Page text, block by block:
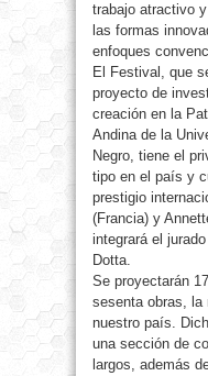
trabajo atractivo
las formas
enfoques
El Festival, que
proyecto de
creación en la
Andina de la
Negro, tiene el
tipo en el país y
prestigio
(Francia) y
integrará el
Dotta.
Se proyectarán
sesenta obras, la
nuestro país.
una sección de
largos, además